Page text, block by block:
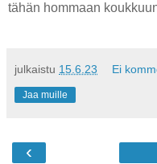
tähän hommaan
julkaistu 15.6.23 Ei
Jaa muille
‹